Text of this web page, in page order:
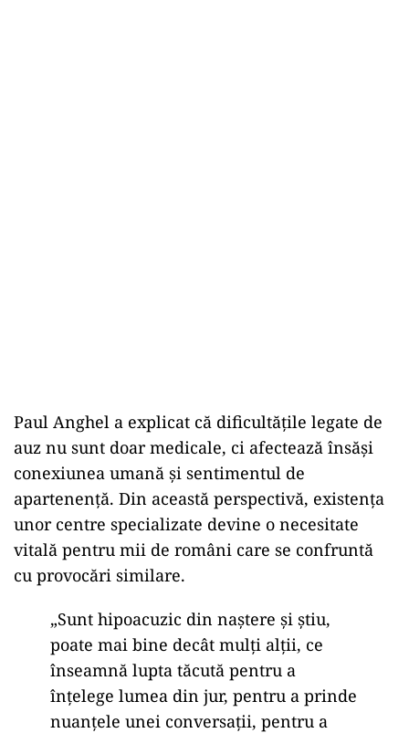
Paul Anghel a explicat că dificultățile legate de
auz nu sunt doar medicale, ci afectează însăși
conexiunea umană și sentimentul de
apartenență. Din această perspectivă, existența
unor centre specializate devine o necesitate
vitală pentru mii de români care se confruntă
cu provocări similare.
„Sunt hipoacuzic din naștere și știu,
poate mai bine decât mulți alții, ce
înseamnă lupta tăcută pentru a
înțelege lumea din jur, pentru a prinde
nuanțele unei conversații, pentru a